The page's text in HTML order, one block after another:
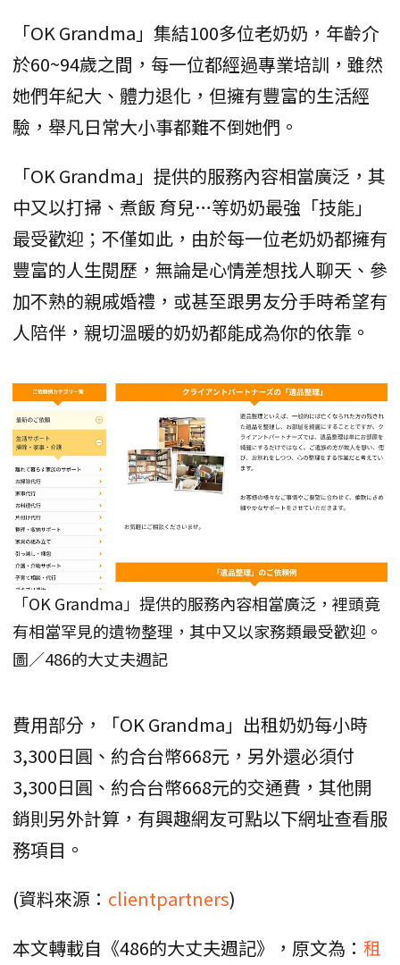
「OK Grandma」集結100多位老奶奶，年齡介
於60~94歲之間，每一位都經過專業培訓，雖然
她們年紀大、體力退化，但擁有豐富的生活經
驗，舉凡日常大小事都難不倒她們。
「OK Grandma」提供的服務內容相當廣泛，其
中又以打掃、煮飯 育兒…等奶奶最強「技能」
最受歡迎；不僅如此，由於每一位老奶奶都擁有
豐富的人生閱歷，無論是心情差想找人聊天、參
加不熟的親戚婚禮，或甚至跟男友分手時希望有
人陪伴，親切溫暖的奶奶都能成為你的依靠。
「OK Grandma」提供的服務內容相當廣泛，裡頭竟
有相當罕見的遺物整理，其中又以家務類最受歡迎。
圖／486的大丈夫週記
費用部分，「OK Grandma」出租奶奶每小時
3,300日圓、約合台幣668元，另外還必須付
3,300日圓、約合台幣668元的交通費，其他開
銷則另外計算，有興趣網友可點以下網址查看服
務項目。
(資料來源： clientpartners)
本文轉載自《486的大丈夫週記》，原文為： 租